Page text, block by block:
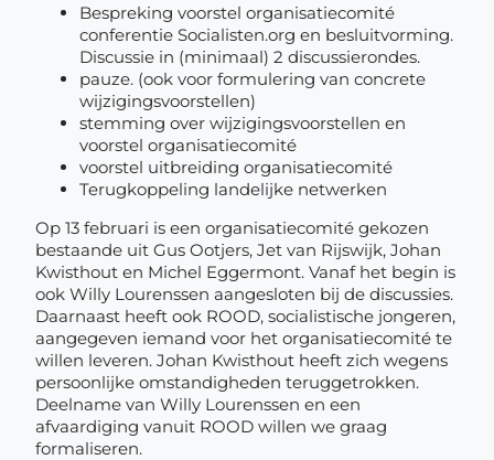
Bespreking voorstel organisatiecomité
conferentie Socialisten.org en besluitvorming.
Discussie in (minimaal) 2 discussierondes.
pauze. (ook voor formulering van concrete
wijzigingsvoorstellen)
stemming over wijzigingsvoorstellen en
voorstel organisatiecomité
voorstel uitbreiding organisatiecomité
Terugkoppeling landelijke netwerken
Op 13 februari is een organisatiecomité gekozen
bestaande uit Gus Ootjers, Jet van Rijswijk, Johan
Kwisthout en Michel Eggermont. Vanaf het begin is
ook Willy Lourenssen aangesloten bij de discussies.
Daarnaast heeft ook ROOD, socialistische jongeren,
aangegeven iemand voor het organisatiecomité te
willen leveren. Johan Kwisthout heeft zich wegens
persoonlijke omstandigheden teruggetrokken.
Deelname van Willy Lourenssen en een
afvaardiging vanuit ROOD willen we graag
formaliseren.